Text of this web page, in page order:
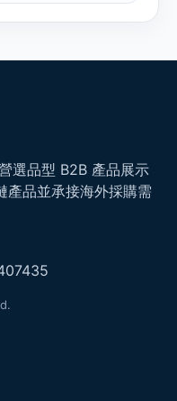
選品型 B2B 產品展示
產品並承接海外採購需